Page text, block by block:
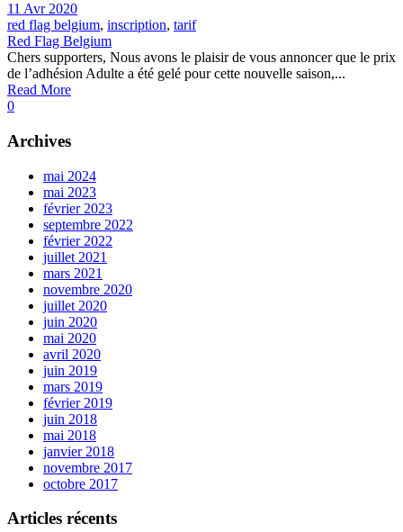
11 Avr 2020
red flag belgium, inscription, tarif
Red Flag Belgium
Chers supporters, Nous avons le plaisir de vous annoncer que le prix
de l’adhésion Adulte a été gelé pour cette nouvelle saison,...
Read More
0
Archives
mai 2024
mai 2023
février 2023
septembre 2022
février 2022
juillet 2021
mars 2021
novembre 2020
juillet 2020
juin 2020
mai 2020
avril 2020
juin 2019
mars 2019
février 2019
juin 2018
mai 2018
janvier 2018
novembre 2017
octobre 2017
Articles récents